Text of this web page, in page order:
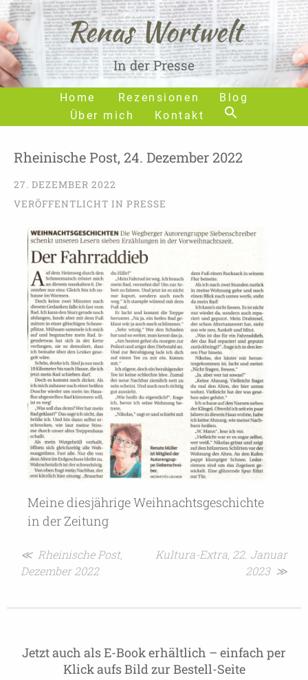
Home Rezensionen
Blog
Über mich
Kontakt
Renas Wortwelt
In der Presse
Rheinische Post, 24. Dezember 2022
27. DEZEMBER 2022
VERÖFFENTLICHT IN PRESSE
Meine diesjährige Weihnachtsgeschichte
in der Zeitung
Beitragsnavigation
≪ Rheinische Post,
Dezember 2022
Kultura-Extra, 22. Januar
2023 ≫
Jetzt auch als E-Book erhältlich – einfach per
Klick aufs Bild zur Bestell-Seite